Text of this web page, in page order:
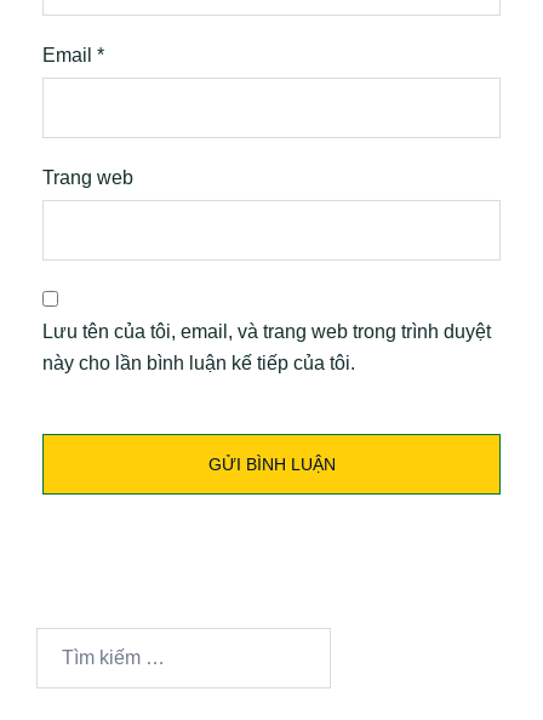
Email *
Trang web
Lưu tên của tôi, email, và trang web trong trình duyệt
này cho lần bình luận kế tiếp của tôi.